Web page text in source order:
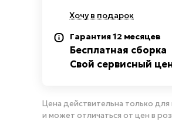
Хочу в подарок
Гарантия 12 месяцев
Бесплатная сборка
Свой сервисный
Цена действительна только для
и может отличаться от цен в